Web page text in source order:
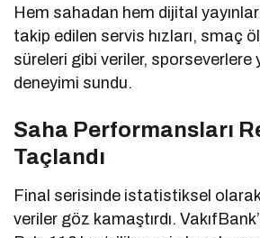
Hem sahadan hem dijital
takip edilen servis hızları, smaç
süreleri gibi veriler, sporseverlere
deneyimi sundu.
Saha Performansları
Taçlandı
Final serisinde istatistiksel olarak
veriler göz kamaştırdı.